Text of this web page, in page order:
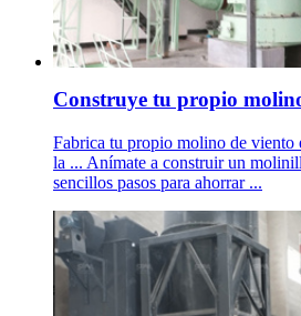
Construye tu propio
Fabrica tu propio molino de viento
la ... Anímate a construir un
sencillos pasos para ahorrar ...